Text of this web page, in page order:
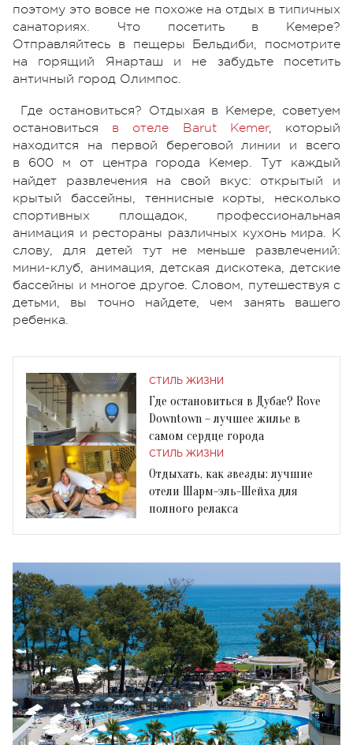
поэтому это вовсе не похоже на отдых в типичных
санаториях. Что посетить в Кемере?
Отправляйтесь в пещеры Бельдиби, посмотрите
на горящий Янарташ и не забудьте посетить
античный город Олимпос.
Где остановиться? Отдыхая в Кемере, советуем
остановиться в отеле Barut Kemer, который
находится на первой береговой линии и всего
в
600 м от центра города Кемер. Тут каждый
найдет развлечения на свой вкус: открытый и
крытый бассейны, теннисные корты, несколько
спортивных площадок, профессиональная
анимация и рестораны различных кухонь мира. К
слову, для детей тут не меньше развлечений:
мини-клуб, анимация, детская дискотека, детские
бассейны и многое другое. Словом, путешествуя с
детьми, вы точно найдете, чем занять вашего
ребенка.
СТИЛЬ ЖИЗНИ
Где остановиться в Дубае? Rove
Downtown – лучшее жилье в
самом сердце города
СТИЛЬ ЖИЗНИ
Отдыхать, как звезды: лучшие
отели Шарм-эль-Шейха для
полного релакса